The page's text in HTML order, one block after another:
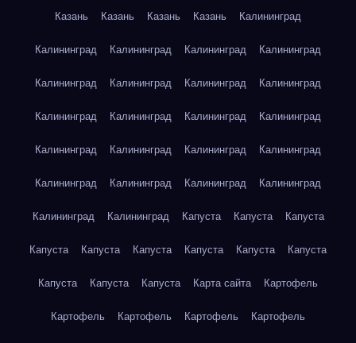
Казань Казань Казань Казань Калининград
Калининград Калининград Калининград Калининград
Калининград Калининград Калининград Калининград
Калининград Калининград Калининград Калининград
Калининград Калининград Калининград Калининград
Калининград Калининград Калининград Калининград
Калининград Калининград Капуста Капуста Капуста
Капуста Капуста Капуста Капуста Капуста Капуста
Капуста Капуста Капуста Карта сайта Картофель
Картофель Картофель Картофель Картофель